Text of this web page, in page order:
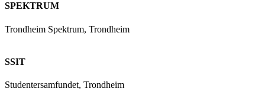
SPEKTRUM
Trondheim Spektrum, Trondheim
SSIT
Studentersamfundet, Trondheim